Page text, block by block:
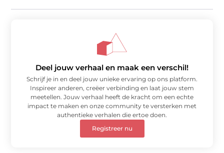
Deel jouw verhaal en maak een verschil!
Schrijf je in en deel jouw unieke ervaring op ons platform.
Inspireer anderen, creëer verbinding en laat jouw stem
meetellen. Jouw verhaal heeft de kracht om een echte
impact te maken en onze community te versterken met
authentieke verhalen die ertoe doen.
Registreer nu